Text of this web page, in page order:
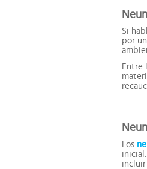
Si
por
Entre
Los